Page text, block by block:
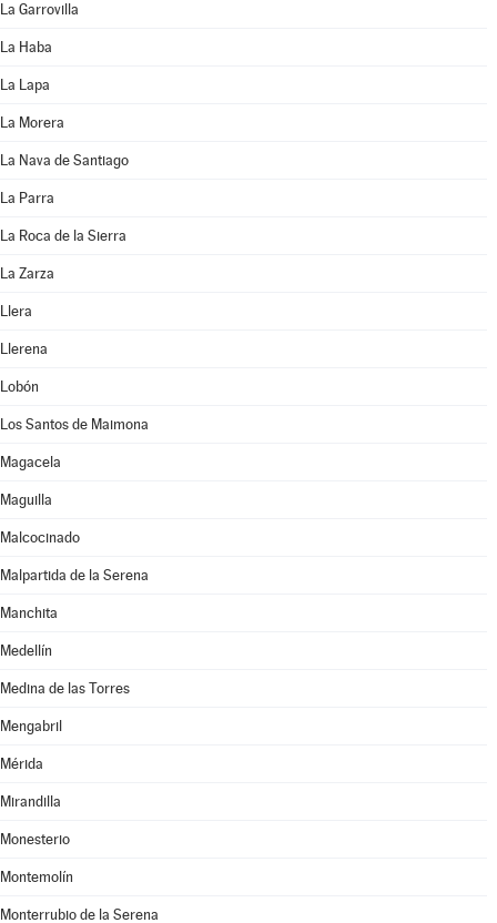
La Garrovilla
La Haba
La Lapa
La Morera
La Nava de Santiago
La Parra
La Roca de la Sierra
La Zarza
Llera
Llerena
Lobón
Los Santos de Maimona
Magacela
Maguilla
Malcocinado
Malpartida de la Serena
Manchita
Medellín
Medina de las Torres
Mengabril
Mérida
Mirandilla
Monesterio
Montemolín
Monterrubio de la Serena